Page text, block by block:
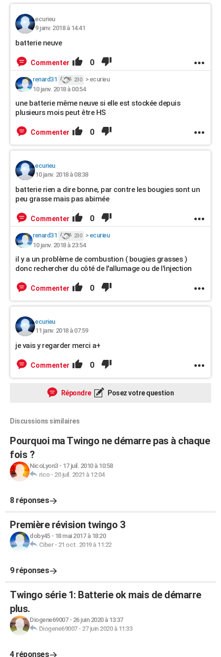
ecurieu
9 janv. 2018 à 14:41
batterie neuve
Commenter 0
renard31 230 >ecurieu
10 janv. 2018 à 00:54
une batterie même neuve si elle est stockée depuis
plusieurs mois peut être HS
Commenter 0
ecurieu
10 janv. 2018 à 08:38
batterie rien a dire bonne, par contre les bougies sont un
peu grasse mais pas abimée
Commenter 0
renard31 230 >ecurieu
10 janv. 2018 à 23:54
il y a un problème de combustion ( bougies grasses )
donc rechercher du côté de l'allumage ou de l'injection
Commenter 0
ecurieu
11 janv. 2018 à 07:59
je vais y regarder merci a+
Commenter 0
Répondre Posez votre question
Discussions similaires
Pourquoi ma Twingo ne démarre pas à chaque
fois ?
NicoLyon3- 17 juil. 2010 à 10:58
rico- 20 juil. 2021 à 12:04
8 réponses
Première révision twingo 3
doby45- 18 mai 2017 à 18:20
Ciber- 21 oct. 2019 à 11:22
9 réponses
Twingo série 1: Batterie ok mais de démarre
plus.
Diogene69007- 26 juin 2020 à 13:37
Diogene69007- 27 juin 2020 à 11:33
4 réponses